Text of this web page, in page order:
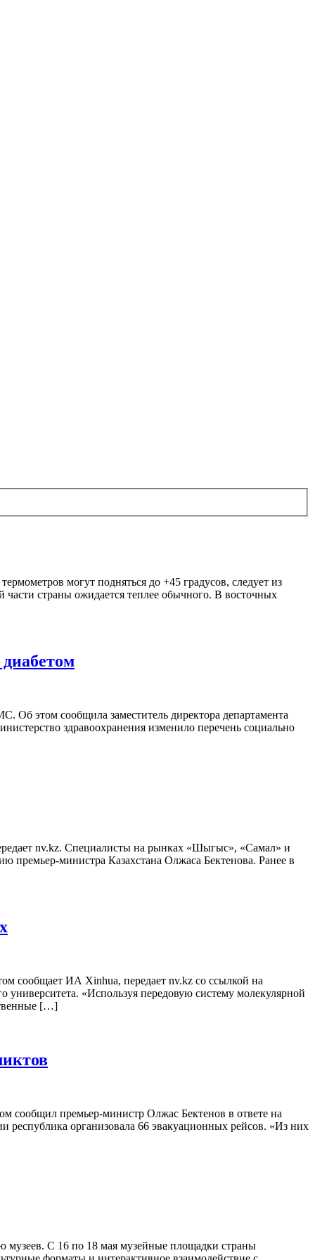
могут подняться до +45 градусов, следует из
страны ожидается теплее обычного. В восточных
Об этом сообщила заместитель директора департамента
здравоохранения изменило перечень социально
nv.kz. Специалисты на рынках «Шыгыс», «Самал» и
премьер-министра Казахстана Олжаса Бектенова. Ранее в
сообщает ИА Xinhua, передает nv.kz со ссылкой на
университета. «Используя передовую систему молекулярной
[…]
сообщил премьер-министр Олжас Бектенов в ответе на
республика организовала 66 эвакуационных рейсов. «Из них
музеев. С 16 по 18 мая музейные площадки страны